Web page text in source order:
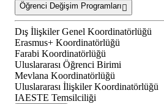
Öğrenci Değişim Programları
Dış İlişkiler Genel Koordinatörlüğü
Erasmus+ Koordinatörlüğü
Farabi Koordinatörlüğü
Uluslararası Öğrenci Birimi
Mevlana Koordinatörlüğü
Uluslararası İlişkiler Koordinatörlüğü
IAESTE Temsilciliği